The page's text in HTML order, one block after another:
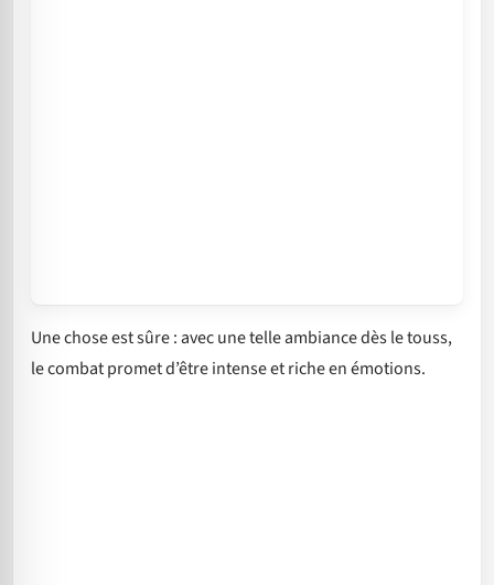
Une chose est sûre : avec une telle ambiance dès le touss,
le combat promet d’être intense et riche en émotions.